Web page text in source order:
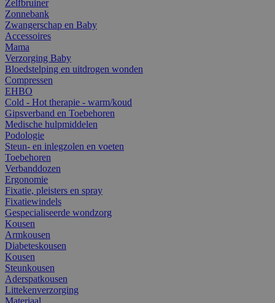
Zelfbruiner
Zonnebank
Zwangerschap en Baby
Accessoires
Mama
Verzorging Baby
Bloedstelping en uitdrogen wonden
Compressen
EHBO
Cold - Hot therapie - warm/koud
Gipsverband en Toebehoren
Medische hulpmiddelen
Podologie
Steun- en inlegzolen en voeten
Toebehoren
Verbanddozen
Ergonomie
Fixatie, pleisters en spray
Fixatiewindels
Gespecialiseerde wondzorg
Kousen
Armkousen
Diabeteskousen
Kousen
Steunkousen
Aderspatkousen
Littekenverzorging
Materiaal